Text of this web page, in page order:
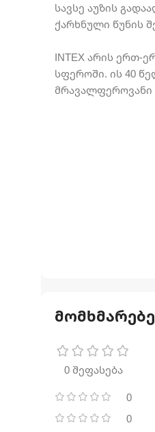
სავსე აუზის
ქარხნული წუნის
INTEX არის ერთ-
სფეროში. ის 40
მრავალფეროვანი
0 შეფასება
0
0